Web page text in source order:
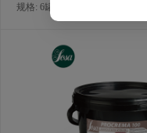
规格: 6罐×500克 / 箱